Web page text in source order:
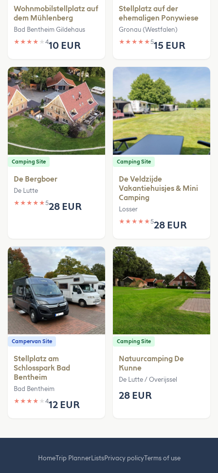
Wohnmobilstellplatz auf
dem Mühlenberg
Bad Bentheim Gildehaus
★ ★ ★ ★ ★ 410 EUR
Stellplatz auf der
ehemaligen Ponywiese
Gronau (Westfalen)
★ ★ ★ ★ ★515 EUR
Camping Site
De Bergboer
De Lutte
★ ★ ★ ★ ★528 EUR
Camping Site
De Veldzijde
Vakantiehuisjes & Mini
Camping
Losser
★ ★ ★ ★ ★528 EUR
Campervan Site
Stellplatz am
Schlosspark Bad
Bentheim
Bad Bentheim
★ ★ ★ ★ ★ 412 EUR
Camping Site
Natuurcamping De
Kunne
De Lutte / Overijssel
28 EUR
HomeTrip PlannerListsPrivacy policyTerms of use